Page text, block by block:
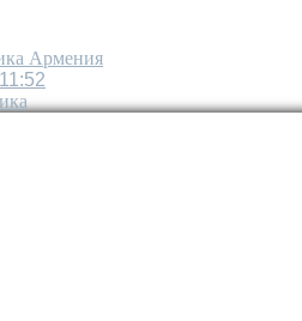
Армения